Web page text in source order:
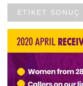
ETİKET SONUÇ